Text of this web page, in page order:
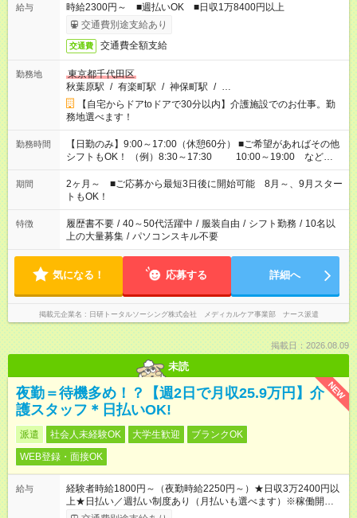
給与
時給2300円～ ■週払いOK ■日収1万8400円以上
交通費別途支給あり
交通費 交通費全額支給
勤務地
東京都千代田区
秋葉原駅 / 有楽町駅 / 神保町駅 / …
【自宅からドアtoドアで30分以内】介護施設でのお仕事。勤
務地選べます！
勤務時間
【日勤のみ】9:00～17:00（休憩60分） ■ご希望があればその他
シフトもOK！ （例）8:30～17:30 10:00～19:00 など
「家族とお休みを合わせたい」 「できれば残業はしたくない」
など、あなたのご希望に沿ったお仕事をご紹介します！ ※Wワ
ーク希望の方へ 今ご覧のお仕事で希望する勤務時間と、もう1つ
のお仕事の勤務時間。 合計で週40時間を超える場合は応募でき
ません
期間
2ヶ月～ ■ご応募から最短3日後に開始可能 8月～、9月スター
トもOK！
特徴 履歴書不要 / 40～50代活躍中 / 服装自由 / シフト勤務 / 10名以
上の大量募集 / パソコンスキル不要
気になる！ 応募する 詳細へ
掲載元企業名 日研トータルソーシング株式会社 メディカルケア事業部 ナース派遣
掲載日：2026.08.09
未読
NEW
夜勤＝待機多め！？【週2日で月収25.9万円】介
護スタッフ＊日払いOK!
派遣 社会人未経験OK 大学生歓迎
ブランクOK
WEB登録・面接OK
給与
経験者時給1800円～（夜勤時給2250円～）★日収3万2400円以
上★日払い／週払い制度あり（月払いも選べます）※稼働開始時
は手続き完了次第のお支払いとなります。